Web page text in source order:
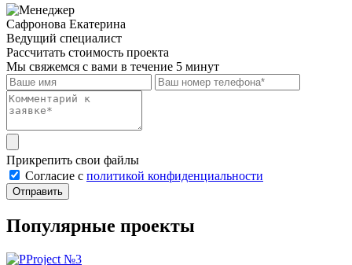
Сафронова Екатерина
Ведущий специалист
Рассчитать стоимость проекта
Мы свяжемся с вами в течение 5 минут
Прикрепить свои файлы
Cогласие с политикой конфиденциальности
Отправить
Популярные проекты